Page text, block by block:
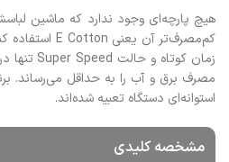
استوانه‌ای دستگاه تعبیه شده‌اند.
مشخصه کلیدی